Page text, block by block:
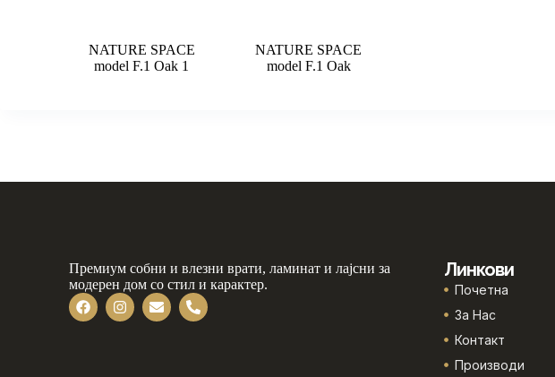
NATURE SPACE
model F.1 Oak 1
NATURE SPACE
model F.1 Oak
Премиум собни и влезни врати, ламинат и лајсни за
модерен дом со стил и карактер.
Линкови
Почетна
За Нас
Контакт
Производи